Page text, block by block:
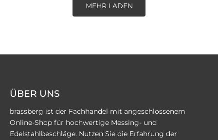
MEHR LADEN
ÜBER UNS
brassberg ist der Fachhandel mit angeschlossenem
Online-Shop für hochwertige Messing- und
Edelstahlbeschläge. Nutzen Sie die Erfahrung der